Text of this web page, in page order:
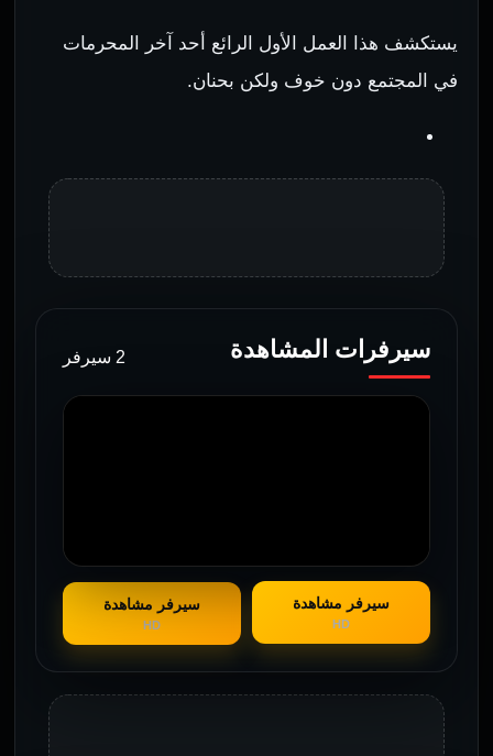
يستكشف هذا العمل الأول الرائع أحد آخر المحرمات
في المجتمع دون خوف ولكن بحنان.
سيرفرات المشاهدة 2 سيرفر
سيرفر مشاهدة
HD
سيرفر مشاهدة
HD